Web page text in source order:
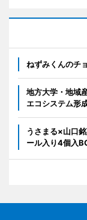
ねずみくんのチ
地方大学・地域
エコシステム形
うさまる×山口
ール入り4個入